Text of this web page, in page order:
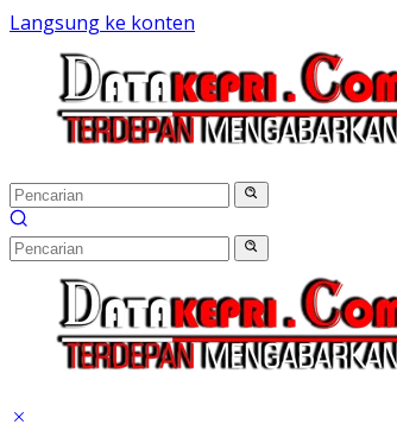
Langsung ke konten